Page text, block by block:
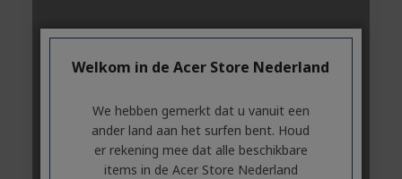
Welkom in de Acer Store Nederland
We hebben gemerkt dat u vanuit een
ander land aan het surfen bent. Houd
er rekening mee dat alle beschikbare
items in de Acer Store Nederland